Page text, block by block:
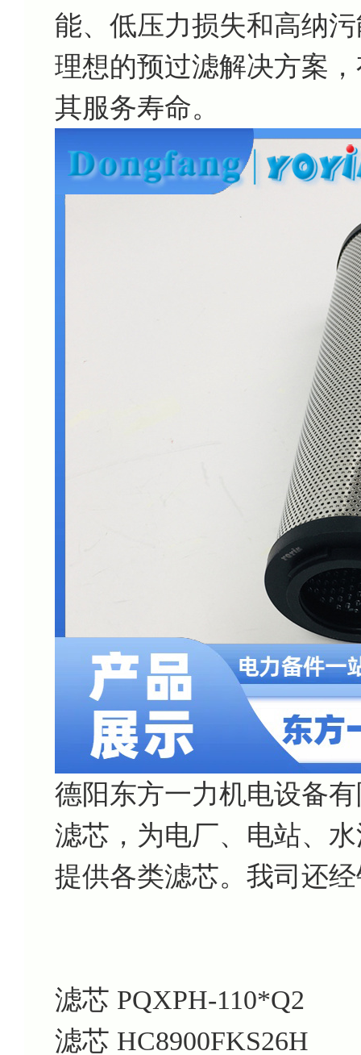
能、低压力损失和高纳
理想的预过滤解决方案
其服务寿命。
德阳东方一力机电设备
滤芯，为电厂、电站、
提供各类滤芯。我司还
滤芯 PQXPH-110*Q2
滤芯 HC8900FKS26H